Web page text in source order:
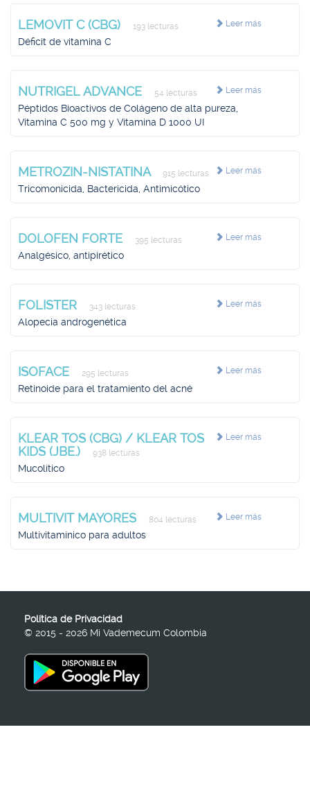
Leer más
LEMOVIT C (CBG) 193 lecturas
Déficit de vitamina C
Leer más
NUTRIGEL ADVANCE 54 lecturas
Péptidos Bioactivos de Colágeno de alta pureza,
Vitamina C 500 mg y Vitamina D 1000 UI
Leer más
METROZIN-NISTATINA 915 lecturas
Tricomonicida, Bactericida, Antimicótico
Leer más
DOLOFEN FORTE 395 lecturas
Analgésico, antipirético
Leer más
FOLISTER 343 lecturas
Alopecia androgenética
Leer más
ISOFACE 295 lecturas
Retinoide para el tratamiento del acné
Leer más
KLEAR TOS (CBG) / KLEAR TOS
KIDS (JBE.)
938 lecturas
Mucolítico
Leer más
MULTIVIT MAYORES 804 lecturas
Multivitamínico para adultos
Política de Privacidad
© 2015 - 2026 Mi Vademecum Colombia